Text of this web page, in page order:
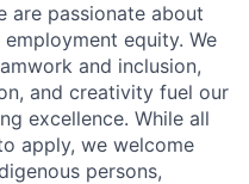
are passionate about
equity. We
and inclusion,
and creativity fuel our
excellence. While all
apply, we welcome
persons,